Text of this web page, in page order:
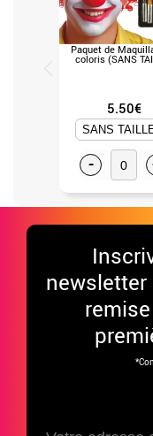
Paquet de
coloris (SANS
5.50€
-
newsletter